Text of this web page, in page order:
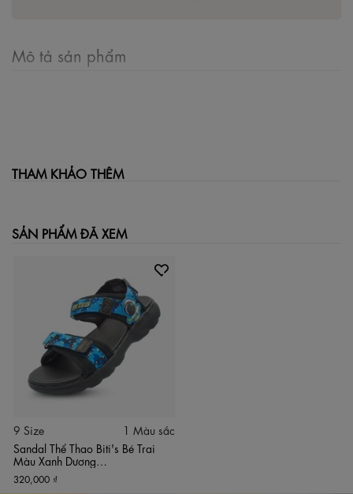
Mô tả sản phẩm
THAM KHẢO THÊM
SẢN PHẨM ĐÃ XEM
9 Size
1 Màu sắc
Sandal Thể Thao Biti's Bé Trai
Màu Xanh Dương
BEB002900XDG
320,000 ₫